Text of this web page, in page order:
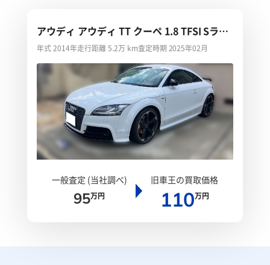
アウディ アウディ TT クーペ 1.8 TFSI Sライ
ンパッケージ
年式 2014年走行距離 5.2万 km査定時期 2025年02月
一般査定 (当社調べ)
95万円
旧車王の買取価格
110万円